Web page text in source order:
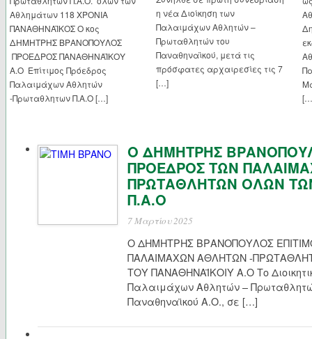
Αθλημάτων 118 ΧΡΟΝΙΑ
ΠΑΝΑΘΗΝΑΪΚΟΣ Ο κος
ΔΗΜΗΤΡΗΣ ΒΡΑΝΟΠΟΥΛΟΣ
ΠΡΟΕΔΡΟΣ ΠΑΝΑΘΗΝΑΪΚΟΥ
Α.Ο Επίτιμος Πρόεδρος
Παλαιμάχων Αθλητών
-Πρωταθλητων Π.Α.Ο […]
η νέα Διοίκηση των
Παλαιμάχων Αθλητών –
Πρωταθλητών του
Παναθηναϊκού, μετά τις
πρόσφατες αρχαιρεσίες τις 7
[…]
Ο ΔΗΜΗΤΡΗΣ
ΠΡΟΕΔΡΟΣ ΤΩΝ
ΠΡΩΤΑΘΛΗΤΩΝ ΟΛΩΝ
Π.Α.Ο
7 Μαρτίου 2025
Ο ΔΗΜΗΤΡΗΣ ΒΡΑΝΟΠΟΥΛΟΣ
ΠΑΛΑΙΜΑΧΩΝ ΑΘΛΗΤΩΝ -
ΤΟΥ ΠΑΝΑΘΗΝΑΪΚΟΙΥ Α.Ο Το
Παλαιμάχων Αθλητών –
Παναθηναϊκού Α.Ο., σε […]